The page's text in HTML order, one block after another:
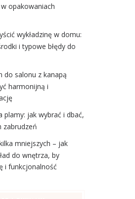
opakowaniach
wykładzinę w domu:
i typowe błędy do
do salonu z kanapą
harmonijną i
plamy: jak wybrać i dbać,
zabrudzeń
mniejszych – jak
do wnętrza, by
i funkcjonalność